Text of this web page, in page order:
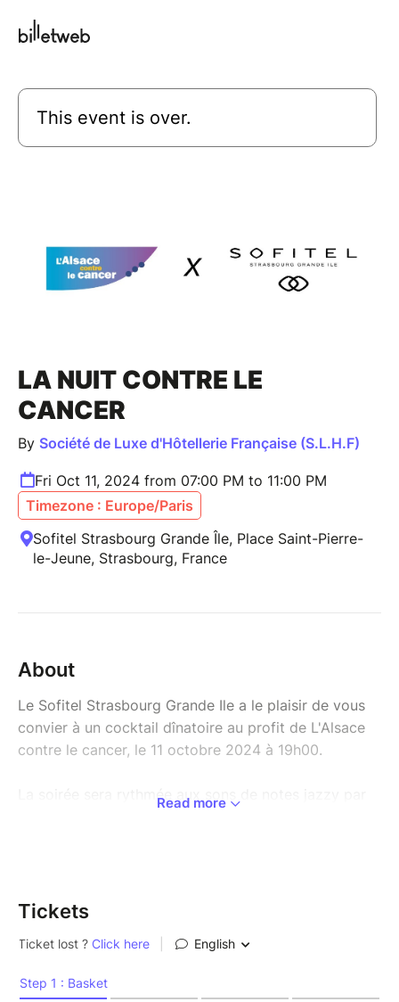
This event is over.
LA NUIT CONTRE LE
CANCER
By Société de Luxe d'Hôtellerie Française (S.L.H.F)
Fri Oct 11, 2024 from 07:00 PM to 11:00 PM
Timezone : Europe/Paris
Sofitel Strasbourg Grande Île, Place Saint-Pierre-
le-Jeune, Strasbourg, France
About
Le Sofitel Strasbourg Grande Ile a le plaisir de vous
convier à un cocktail dînatoire au profit de L'Alsace
contre le cancer, le 11 octobre 2024 à 19h00.
La soirée sera rythmée aux sons de notes jazzy par
15 pièces salées et sucrées ainsi qu'une sélection de
Read more
Tickets